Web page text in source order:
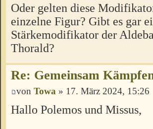
Oder gelten diese
einzelne Figur? Gibt es gar
Stärkemodifikator der
Thorald?
Re: Gemeinsam
von Towa » 17. März 2024, 15:26
Hallo Polemos und Missus,